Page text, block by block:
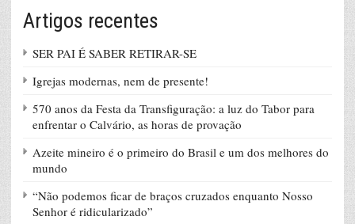
Artigos recentes
SER PAI É SABER RETIRAR-SE
Igrejas modernas, nem de presente!
570 anos da Festa da Transfiguração: a luz do Tabor para
enfrentar o Calvário, as horas de provação
Azeite mineiro é o primeiro do Brasil e um dos melhores do
mundo
“Não podemos ficar de braços cruzados enquanto Nosso
Senhor é ridicularizado”